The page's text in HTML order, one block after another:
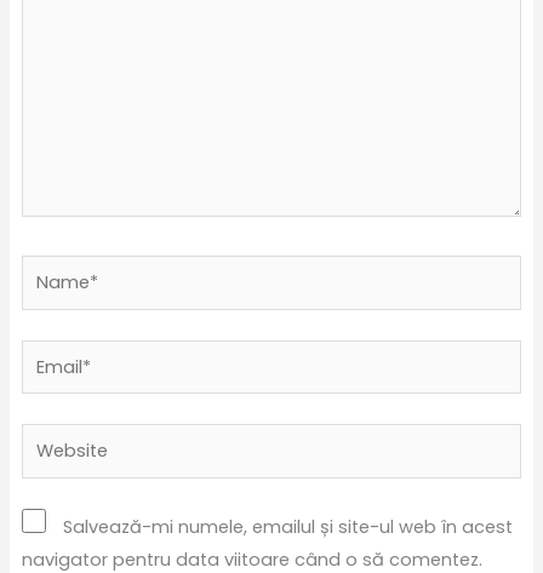
Name*
Website
Salvează-mi numele, emailul și site-ul web în acest
navigator pentru data viitoare când o să comentez.